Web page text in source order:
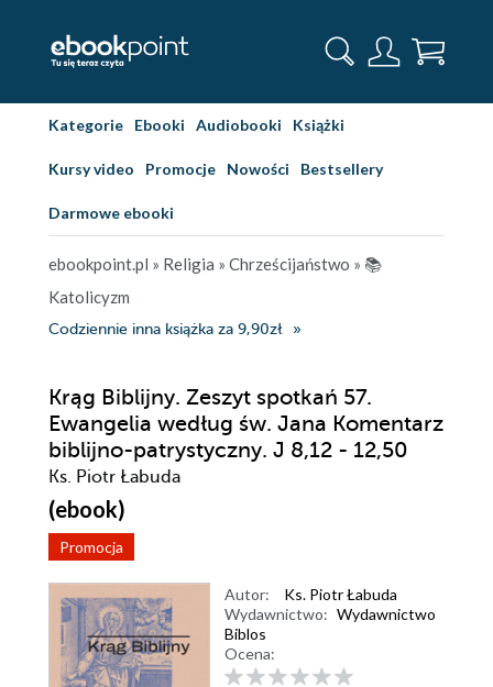
Kategorie Ebooki Audiobooki Książki
Kursy video Promocje Nowości Bestsellery
Darmowe ebooki
ebookpoint.pl » Religia » Chrześcijaństwo » 📚
Katolicyzm
Codziennie inna książka za 9,90zł
Krąg Biblijny. Zeszyt spotkań 57.
Ewangelia według św. Jana Komentarz
biblijno-patrystyczny. J 8,12 - 12,50
Ks. Piotr Łabuda
(ebook)
Promocja
Autor:
Ks. Piotr Łabuda
Wydawnictwo: Wydawnictwo
Biblos
Ocena: